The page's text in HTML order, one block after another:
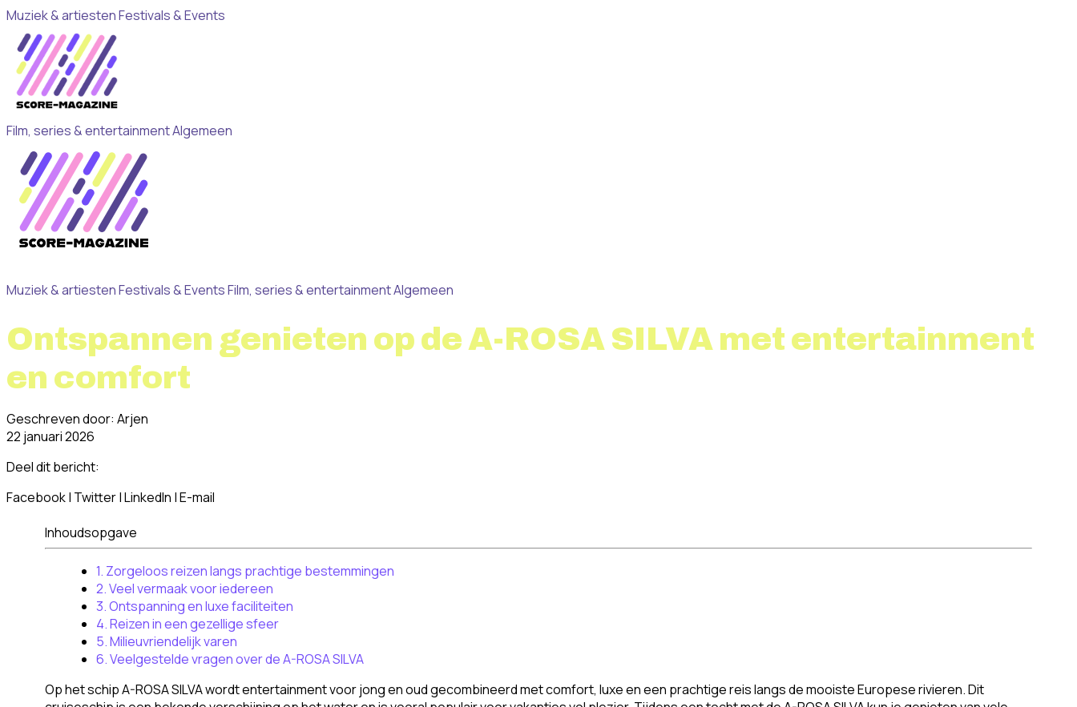
Muziek & artiestenFestivals & Events
Film, series & entertainmentAlgemeen
Muziek & artiestenFestivals & EventsFilm, series & entertainmentAlgemeen
Ontspannen genieten op de A-ROSA SILVA met entertainment
en comfort
Geschreven door: Arjen
22 januari 2026
Deel dit bericht:
Facebook| Twitter|LinkedIn |E-mail
Inhoudsopgave
1. Zorgeloos reizen langs prachtige bestemmingen
2. Veel vermaak voor iedereen
3. Ontspanning en luxe faciliteiten
4. Reizen in een gezellige sfeer
5. Milieuvriendelijk varen
6. Veelgestelde vragen over de A-ROSA SILVA
Op het schip A-ROSA SILVA wordt entertainment voor jong en oud gecombineerd met comfort, luxe en een prachtige reis langs de mooiste Europese rivieren. Dit